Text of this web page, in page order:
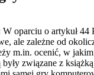
W oparciu o artykuł 44
ale zależne od
m.in. ocenić, w
były związane z